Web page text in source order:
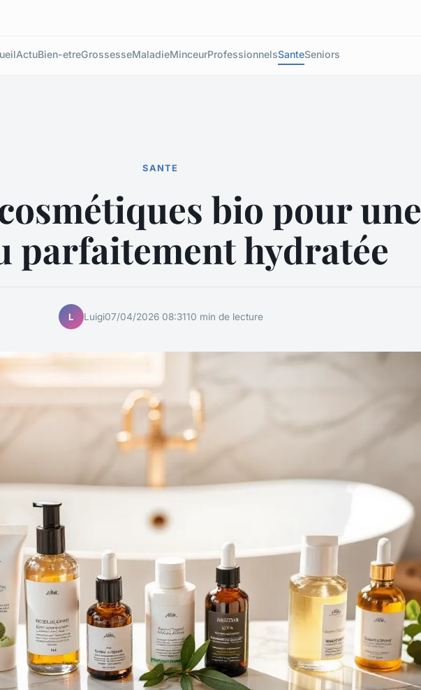
ActuBien-etreGrossesseMaladieMinceurProfessionnelsSanteSeniors
SANTE
bio pour une
parfaitement hydratée
L Luigi07/04/2026 08:3110 min de lecture